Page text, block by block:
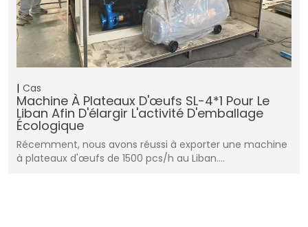
Cas
Machine À Plateaux D'œufs SL-4*1 Pour Le
Liban Afin D'élargir L'activité D'emballage
Écologique
Récemment, nous avons réussi à exporter une machine
à plateaux d'œufs de 1500 pcs/h au Liban.…